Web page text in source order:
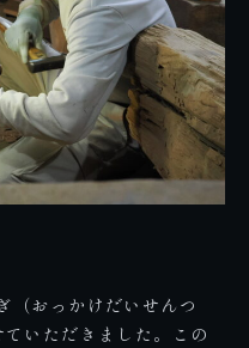
（おっかけだいせんつ
いただきました。この